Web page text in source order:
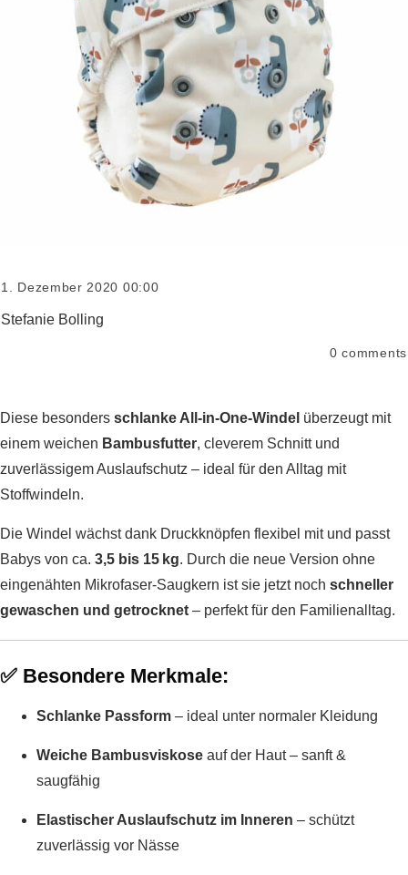
1. Dezember 2020 00:00
Stefanie Bolling
0 comments
Diese besonders schlanke All-in-One-Windel überzeugt mit
einem weichen Bambusfutter, cleverem Schnitt und
zuverlässigem Auslaufschutz – ideal für den Alltag mit
Stoffwindeln.
Die Windel wächst dank Druckknöpfen flexibel mit und passt
Babys von ca. 3,5 bis 15 kg. Durch die neue Version ohne
eingenähten Mikrofaser-Saugkern ist sie jetzt noch schneller
gewaschen und getrocknet – perfekt für den Familienalltag.
✅ Besondere Merkmale:
Schlanke Passform – ideal unter normaler Kleidung
Weiche Bambusviskose auf der Haut – sanft &
saugfähig
Elastischer Auslaufschutz im Inneren – schützt
zuverlässig vor Nässe